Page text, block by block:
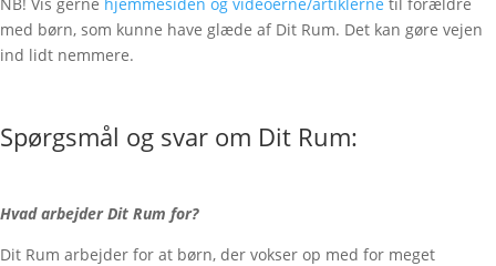
med børn, som kunne have glæde af Dit Rum. Det kan gøre vejen
ind lidt nemmere.
Spørgsmål og svar om Dit Rum:
Hvad arbejder Dit Rum for?
Dit Rum arbejder for at børn, der vokser op med for meget